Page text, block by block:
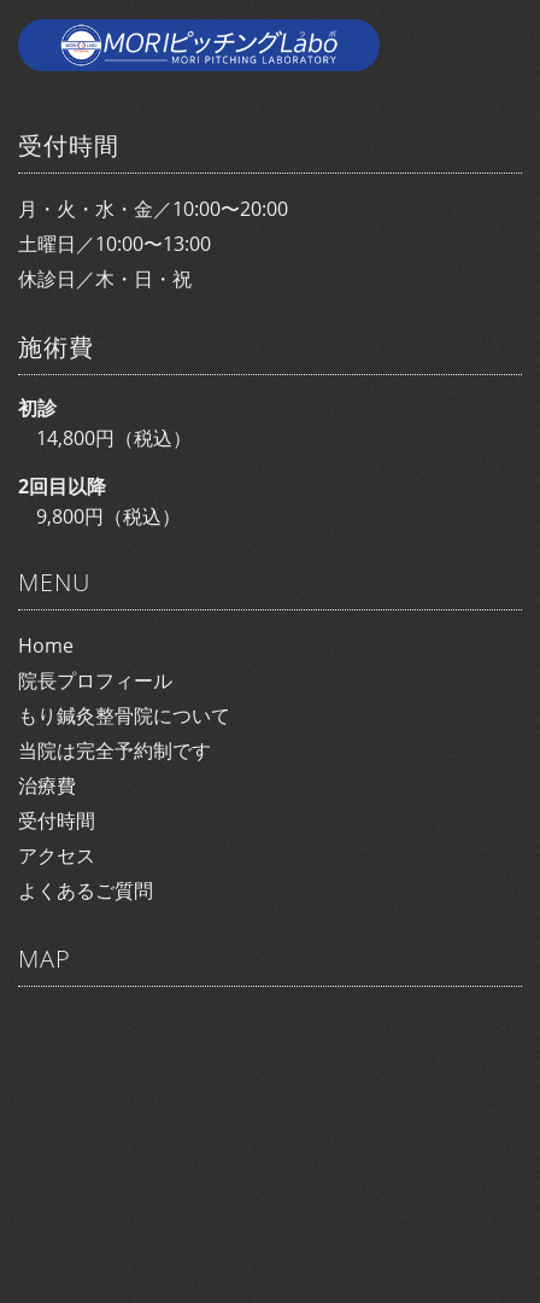
受付時間
月・火・水・金／10:00〜20:00
土曜日／10:00〜13:00
休診日／木・日・祝
施術費
初診
14,800円（税込）
2回目以降
9,800円（税込）
MENU
Home
院長プロフィール
もり鍼灸整骨院について
当院は完全予約制です
治療費
受付時間
アクセス
よくあるご質問
MAP